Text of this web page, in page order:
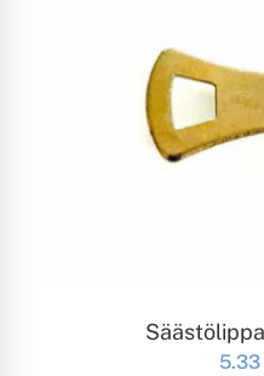
LISÄÄ
5.33